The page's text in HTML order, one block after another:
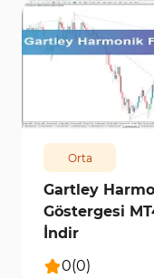
Orta
Gartley
Göstergesi
İndir
0(0)